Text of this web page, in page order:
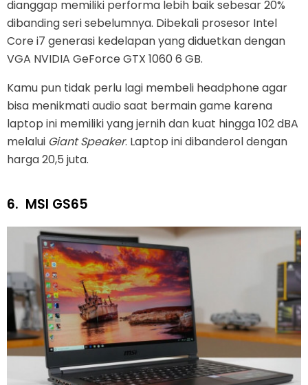
dianggap memiliki performa lebih baik sebesar 20%
dibanding seri sebelumnya. Dibekali prosesor Intel
Core i7 generasi kedelapan yang diduetkan dengan
VGA NVIDIA GeForce GTX 1060 6 GB.
Kamu pun tidak perlu lagi membeli headphone agar
bisa menikmati audio saat bermain game karena
laptop ini memiliki yang jernih dan kuat hingga 102 dBA
melalui Giant Speaker. Laptop ini dibanderol dengan
harga 20,5 juta.
6. MSI GS65